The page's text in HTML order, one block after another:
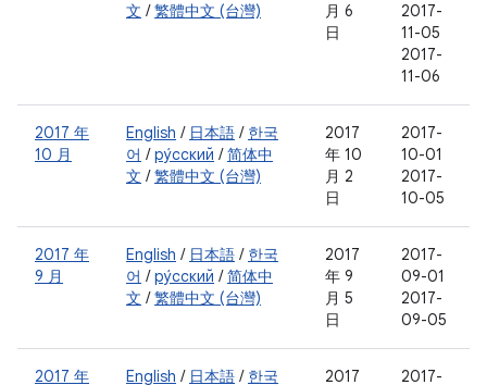
文 /繁體中文 (台灣)
月 6
日
2017-
11-05
2017-
11-06
2017 年
10 月
English / 日本語 / 한국
어 /ру́сский /简体中
文 /繁體中文 (台灣)
2017
年 10
月 2
日
2017-
10-01
2017-
10-05
2017 年
9 月
English / 日本語 / 한국
어 /ру́сский /简体中
文 /繁體中文 (台灣)
2017
年 9
月 5
日
2017-
09-01
2017-
09-05
2017 年 English / 日本語 / 한국 2017 2017-